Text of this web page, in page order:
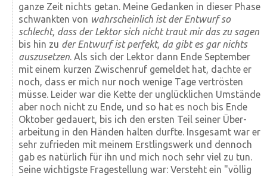
ganze Zeit nichts getan. Meine Gedanken in dieser Phase
schwankten von wahr­schein­lich ist der Entwurf so
schlecht, dass der Lektor sich nicht traut mir das zu sagen
bis hin zu der Entwurf ist perfekt, da gibt es gar nichts
aus­zu­setzen. Als sich der Lektor dann Ende September
mit einem kurzen Zwischen­ruf gemeldet hat, dachte er
noch, dass er mich nur noch wenige Tage ver­trösten
müsse. Leider war die Kette der unglück­lichen Um­stände
aber noch nicht zu Ende, und so hat es noch bis Ende
Oktober gedauert, bis ich den ersten Teil seiner Über­
arbeitung in den Händen halten durfte. Insgesamt war er
sehr zufrieden mit meinem Erst­lings­werk und dennoch
gab es natürlich für ihn und mich noch sehr viel zu tun.
Seine wichtigste Frage­stellung war: Versteht ein "völlig